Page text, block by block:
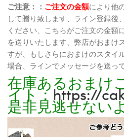
ご注意：： ご注文の金額により他
して贈り致します、ライン登録後
ください、こちらがご注文の金額
を送りいたします、弊店がおまけ
すが、もしさらにおまけのスタイ
場合、ラインでメッセージを送っ
在庫あるおまけ
イト：https://
是非見逃せない